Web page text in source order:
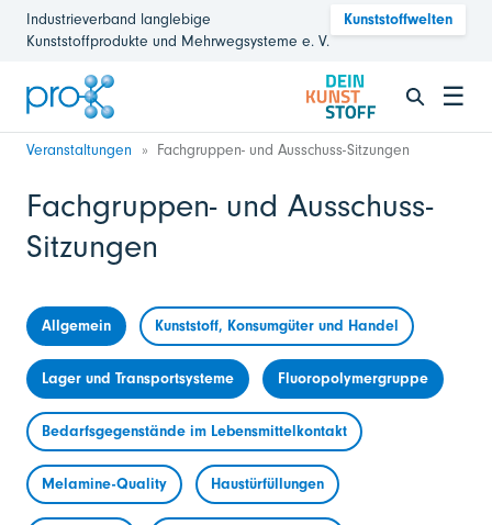
Industrieverband langlebige
Kunststoffprodukte und Mehrwegsysteme e. V.
Kunststoffwelten
☰
Veranstaltungen Fachgruppen- und Ausschuss-Sitzungen
Fachgruppen- und Ausschuss-
Sitzungen
Allgemein Kunststoff, Konsumgüter und Handel
Lager und Transportsysteme Fluoropolymergruppe
Bedarfsgegenstände im Lebensmittelkontakt
Melamine-Quality Haustürfüllungen